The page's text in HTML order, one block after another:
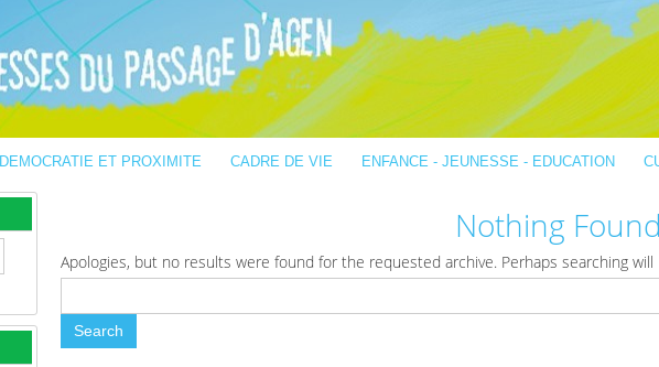
DEMOCRATIE ET PROXIMITE CADRE DE VIE ENFANCE - JEUNESSE - EDUCATION
Nothing
Apologies, but no results were found for the requested archive. Perhaps searching